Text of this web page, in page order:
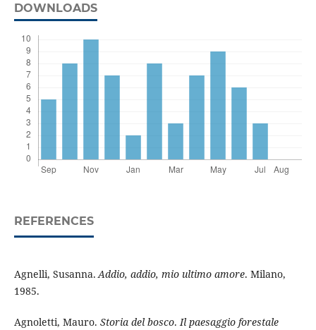
DOWNLOADS
REFERENCES
Agnelli, Susanna. Addio, addio, mio ultimo amore. Milano,
1985.
Agnoletti, Mauro. Storia del bosco.Il paesaggio forestale